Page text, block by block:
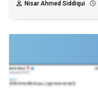
Nisar Ahmed Siddiqui